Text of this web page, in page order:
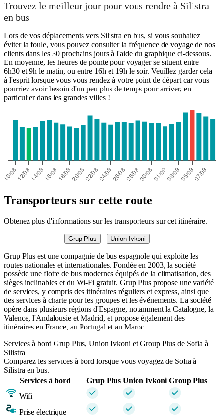
Trouvez le meilleur jour pour vous rendre à Silistra
en bus
Lors de vos déplacements vers Silistra en bus, si vous souhaitez
éviter la foule, vous pouvez consulter la fréquence de voyage de nos
clients dans les 30 prochains jours à l'aide du graphique ci-dessous.
En moyenne, les heures de pointe pour voyager se situent entre
6h30 et 9h le matin, ou entre 16h et 19h le soir. Veuillez garder cela
à l'esprit lorsque vous vous rendez à votre point de départ car vous
pourriez avoir besoin d'un peu plus de temps pour arriver, en
particulier dans les grandes villes !
Transporteurs sur cette route
Obtenez plus d'informations sur les transporteurs sur cet itinéraire.
Grup Plus Union Ivkoni
Grup Plus est une compagnie de bus espagnole qui exploite les
routes nationales et internationales. Fondée en 2003, la société
possède une flotte de bus modernes équipés de la climatisation, des
sièges inclinables et du Wi-Fi gratuit. Grup Plus propose une variété
de services, y compris des itinéraires réguliers et express, ainsi que
des services à charte pour les groupes et les événements. La société
opère dans plusieurs régions d'Espagne, notamment la Catalogne, la
Valence, l'Andalousie et Madrid, et propose également des
itinéraires en France, au Portugal et au Maroc.
Services à bord Grup Plus, Union Ivkoni et Group Plus de Sofia à
Silistra
Comparez les services à bord lorsque vous voyagez de Sofia à
Silistra en bus.
Services à bord
Grup Plus Union Ivkoni Group Plus
Wifi
Prise électrique